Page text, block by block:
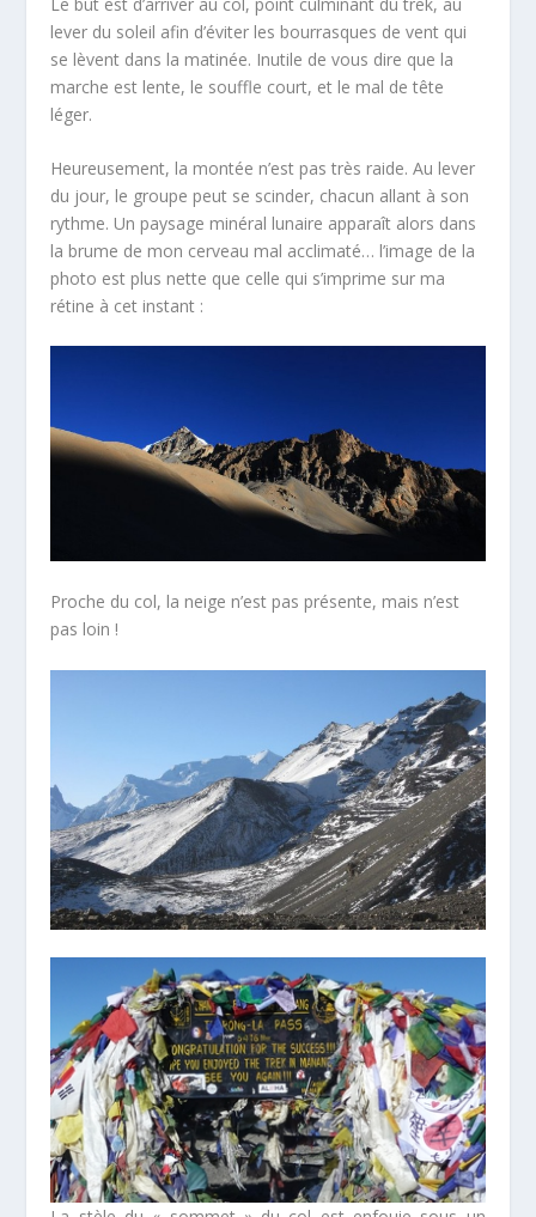
lever du soleil afin d’éviter les bourrasques de vent qui
se lèvent dans la matinée. Inutile de vous dire que la
marche est lente, le souffle court, et le mal de tête
léger.
Heureusement, la montée n’est pas très raide. Au lever
du jour, le groupe peut se scinder, chacun allant à son
rythme. Un paysage minéral lunaire apparaît alors dans
la brume de mon cerveau mal acclimaté… l’image de la
photo est plus nette que celle qui s’imprime sur ma
rétine à cet instant :
Proche du col, la neige n’est pas présente, mais n’est
pas loin !